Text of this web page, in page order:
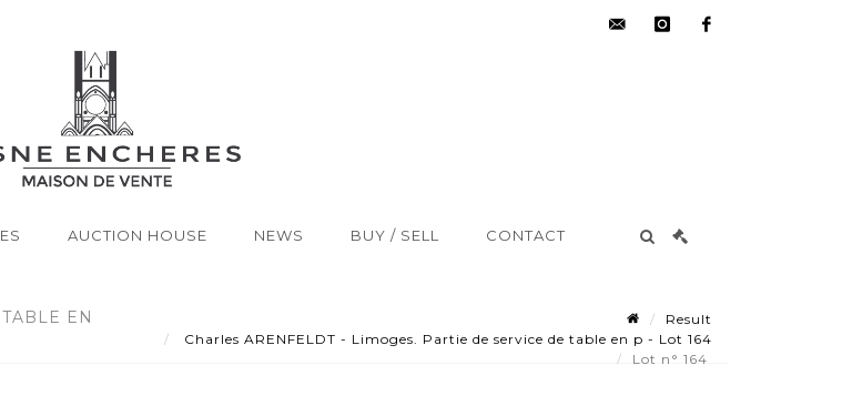
AUCTION HOUSE NEWS BUY / SELL CONTACT
EN
Result
Charles ARENFELDT - Limoges. Partie de service de table en p - Lot 164
Lot n° 164